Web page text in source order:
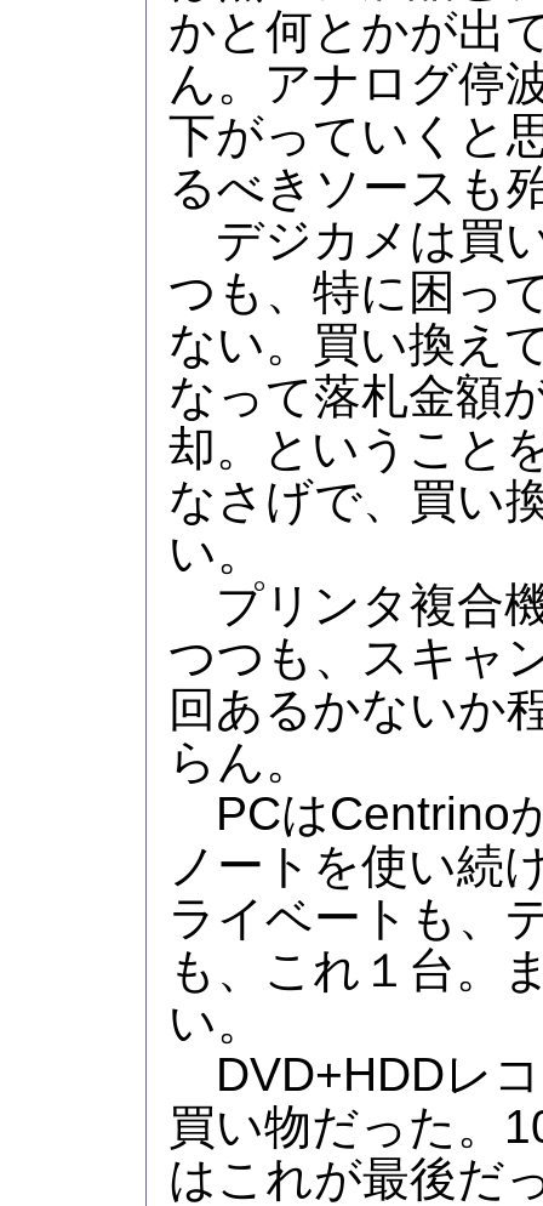
かと何とかが出
ん。アナログ停
下がっていくと
るべきソースも
デジカメは買
つも、特に困っ
ない。買い換え
なって落札金額
却。ということ
なさげで、買い
い。
プリンタ複合
つつも、スキャ
回あるかないか
らん。
PCはCentrino
ノートを使い続
ライベートも、
も、これ１台。
い。
DVD+HDDレ
買い物だった。
はこれが最後だ